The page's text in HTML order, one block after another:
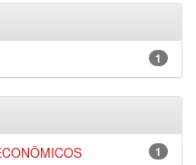
1
1